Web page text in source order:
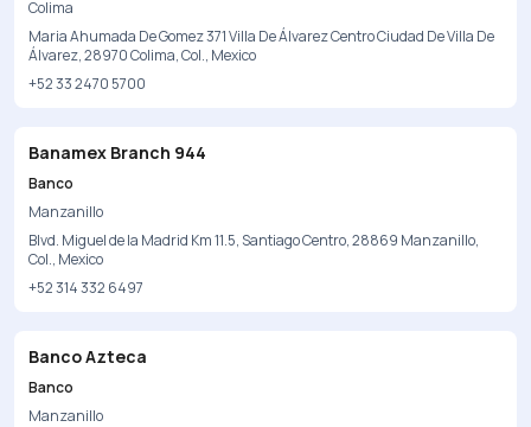
Colima
Maria Ahumada De Gomez 371 Villa De Álvarez Centro Ciudad De Villa De
Álvarez, 28970 Colima, Col., Mexico
+52 33 2470 5700
Banamex Branch 944
Banco
Manzanillo
Blvd. Miguel de la Madrid Km 11.5, Santiago Centro, 28869 Manzanillo,
Col., Mexico
+52 314 332 6497
Banco Azteca
Banco
Manzanillo